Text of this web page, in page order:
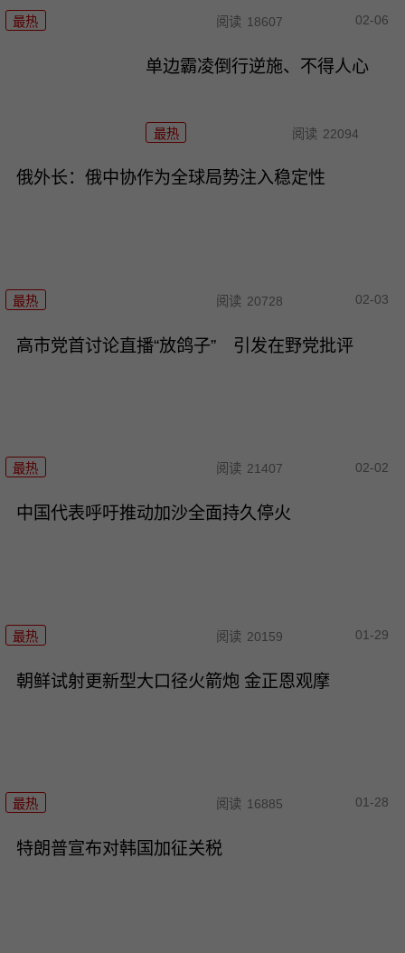
最热 阅读 18607 02-06
单边霸凌倒行逆施、不得人心
最热 阅读 22094
俄外长：俄中协作为全球局势注入稳定性
最热 阅读 20728 02-03
高市党首讨论直播“放鸽子” 引发在野党批评
最热 阅读 21407 02-02
中国代表呼吁推动加沙全面持久停火
最热 阅读 20159 01-29
朝鲜试射更新型大口径火箭炮 金正恩观摩
最热 阅读 16885 01-28
特朗普宣布对韩国加征关税